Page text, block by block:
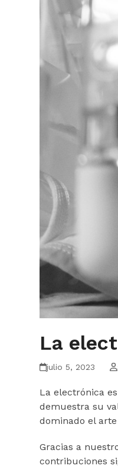
La
julio 5, 2023
La electrónica
demuestra su
dominado el
Gracias a
contribuciones